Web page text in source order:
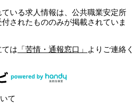
いる求人情報は、公共職業安定所
付されたもののみが掲載されていま
ては 「苦情・通報窓口」
よりご連絡く
て